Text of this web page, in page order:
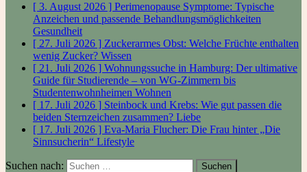
[ 3. August 2026 ] Perimenopause Symptome: Typische
Anzeichen und passende Behandlungsmöglichkeiten
Gesundheit
[ 27. Juli 2026 ] Zuckerarmes Obst: Welche Früchte enthalten
wenig Zucker? Wissen
[ 21. Juli 2026 ] Wohnungssuche in Hamburg: Der ultimative
Guide für Studierende – von WG-Zimmern bis
Studentenwohnheimen Wohnen
[ 17. Juli 2026 ] Steinbock und Krebs: Wie gut passen die
beiden Sternzeichen zusammen? Liebe
[ 17. Juli 2026 ] Eva-Maria Flucher: Die Frau hinter „Die
Sinnsucherin“ Lifestyle
Suchen nach: